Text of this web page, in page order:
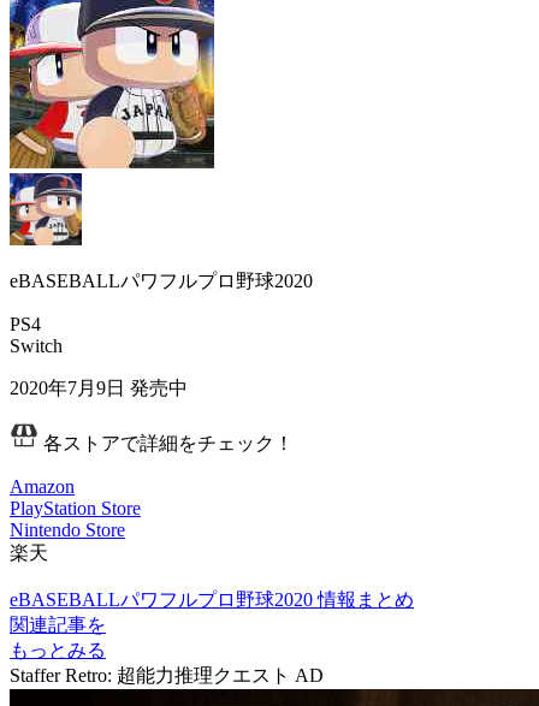
eBASEBALLパワフルプロ野球2020
PS4
Switch
2020年7月9日 発売中
各ストアで詳細をチェック！
Amazon
PlayStation Store
Nintendo Store
楽天
eBASEBALLパワフルプロ野球2020 情報まとめ
関連記事を
もっとみる
Staffer Retro: 超能力推理クエスト AD